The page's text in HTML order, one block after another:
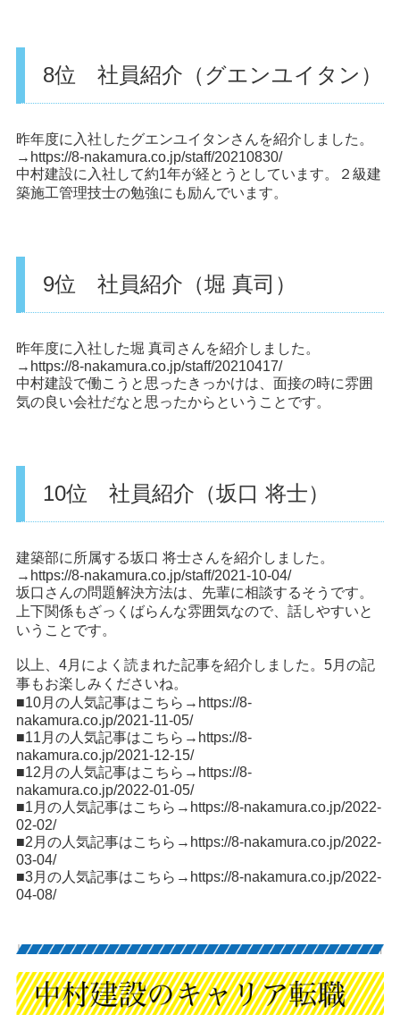
8位 社員紹介（グエンユイタン）
昨年度に入社したグエンユイタンさんを紹介しました。
→ https://8-nakamura.co.jp/staff/20210830/
中村建設に入社して約1年が経とうとしています。２級建
築施工管理技士の勉強にも励んでいます。
9位 社員紹介（堀 真司）
昨年度に入社した堀 真司さんを紹介しました。
→ https://8-nakamura.co.jp/staff/20210417/
中村建設で働こうと思ったきっかけは、面接の時に雰囲
気の良い会社だなと思ったからということです。
10位 社員紹介（坂口 将士）
建築部に所属する坂口 将士さんを紹介しました。
→ https://8-nakamura.co.jp/staff/2021-10-04/
坂口さんの問題解決方法は、先輩に相談するそうです。
上下関係もざっくばらんな雰囲気なので、話しやすいと
いうことです。
以上、4月によく読まれた記事を紹介しました。5月の記
事もお楽しみくださいね。
■10月の人気記事はこちら→ https://8-
nakamura.co.jp/2021-11-05/
■11月の人気記事はこちら→ https://8-
nakamura.co.jp/2021-12-15/
■12月の人気記事はこちら→ https://8-
nakamura.co.jp/2022-01-05/
■1月の人気記事はこちら→ https://8-nakamura.co.jp/2022-
02-02/
■2月の人気記事はこちら→ https://8-nakamura.co.jp/2022-
03-04/
■3月の人気記事はこちら→ https://8-nakamura.co.jp/2022-
04-08/